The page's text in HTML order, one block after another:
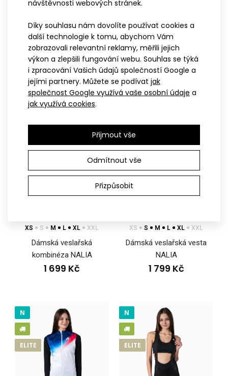
návštěvnosti webových stránek.
Díky souhlasu nám dovolíte používat cookies a
další technologie k tomu, abychom Vám
zobrazovali relevantní reklamy, měřili jejich
výkon a zlepšili fungování webu. Souhlas se týká
i zpracování Vašich údajů společností Google a
jejími partnery. Můžete se podívat jak
společnost Google využívá vaše osobní údaje a
jak využívá cookies.
Přijmout vše
Odmítnout vše
Přizpůsobit
Beachvolejbalový top SOWIRA bílomodrý #2
799 Kč
Beachvolejbalový top SOWIRA bílomodrý #2Top SOWIRA je
XS S M L XL XXL
Dámská triatlonová
kombinéza s krátkými
rukávy MARK ELITE červená
5 999 Kč
XS S M L XL XXL
Dámská triatlonová
kombinéza WINTERMAN
ELITE 2.0
5 999 Kč
XS S M L XL XXL
Dámská veslařská
kombinéza NALIA
1 699 Kč
N
ELITE
XS S M L XL XXL
Dámská veslařská vesta
NALIA
1 799 Kč
N
ELITE
N
ELITE